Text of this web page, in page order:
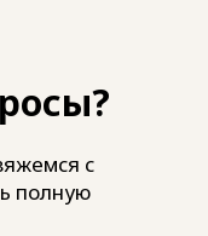
с
полную